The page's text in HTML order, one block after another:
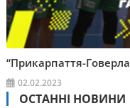
“Прикарпаття-
02.02.2023
ОСТАННІ НОВИНИ